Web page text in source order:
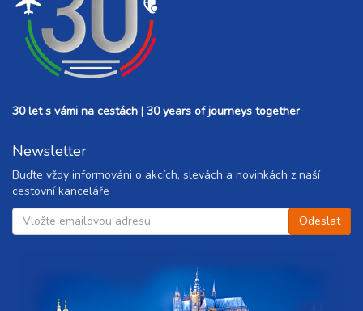
30 let s vámi na cestách | 30 years of journeys together
Newsletter
Buďte vždy informováni o akcích, slevách a novinkách z naší
cestovní kanceláře